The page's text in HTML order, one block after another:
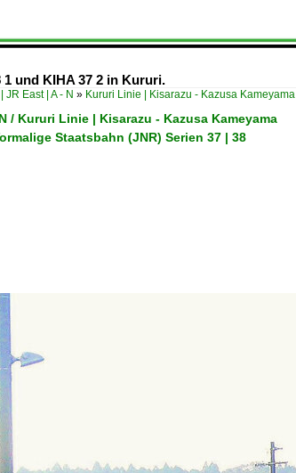
und KIHA 37 2 in Kururi.
JR East | A - N » Kururi Linie | Kisarazu - Kazusa Kameyama
/ Kururi Linie | Kisarazu - Kazusa Kameyama
Staatsbahn (JNR) Serien 37 | 38